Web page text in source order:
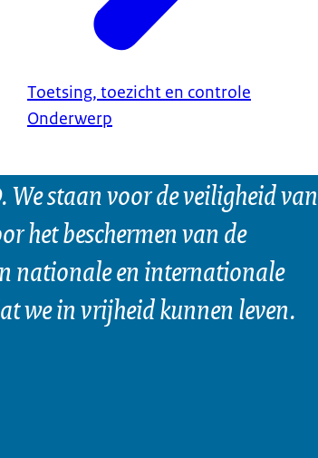
Toetsing, toezicht en controle
Onderwerp
We staan voor de veiligheid van
het beschermen van de
nationale en internationale
we in vrijheid kunnen leven.